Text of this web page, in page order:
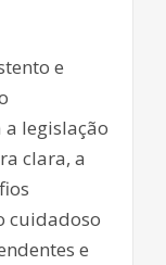
e
a legislação
clara, a
cuidadoso
e